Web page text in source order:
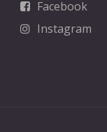
Facebook
Instagram